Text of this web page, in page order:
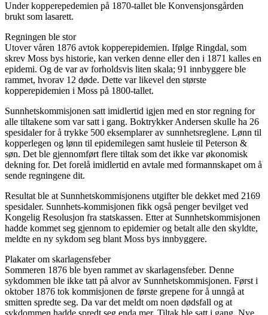
Under kopperepedemien på 1870-tallet ble Konvensjonsgården
brukt som lasarett.
Regningen ble stor
Utover våren 1876 avtok kopperepidemien. Ifølge Ringdal, som
skrev Moss bys historie, kan verken denne eller den i 1871 kalles en
epidemi. Og de var av forholdsvis liten skala; 91 innbyggere ble
rammet, hvorav 12 døde. Dette var likevel den største
kopperepidemien i Moss på 1800-tallet.
Sunnhetskommisjonen satt imidlertid igjen med en stor regning for
alle tiltakene som var satt i gang. Boktrykker Andersen skulle ha 26
spesidaler for å trykke 500 eksemplarer av sunnhetsreglene. Lønn til
kopperlegen og lønn til epidemilegen samt husleie til Peterson &
søn. Det ble gjennomført flere tiltak som det ikke var økonomisk
dekning for. Det forelå imidlertid en avtale med formannskapet om å
sende regningene dit.
Resultat ble at Sunnhetskommisjonens utgifter ble dekket med 2169
spesidaler. Sunnhets-kommisjonen fikk også penger bevilget ved
Kongelig Resolusjon fra statskassen. Etter at Sunnhetskommisjonen
hadde kommet seg gjennom to epidemier og betalt alle den skyldte,
meldte en ny sykdom seg blant Moss bys innbyggere.
Plakater om skarlagensfeber
Sommeren 1876 ble byen rammet av skarlagensfeber. Denne
sykdommen ble ikke tatt på alvor av Sunnhetskommisjonen. Først i
oktober 1876 tok kommisjonen de første grepene for å unngå at
smitten spredte seg. Da var det meldt om noen dødsfall og at